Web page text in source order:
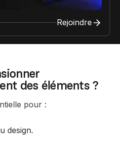
Rejoindre
des éléments ?
pour :
design.